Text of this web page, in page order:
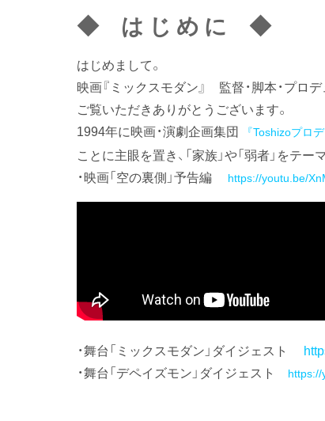
◆ は じ め に ◆
はじめまして。
映画『ミックスモダン』 監督・脚本・プロ
ご覧いただきありがとうございます。
1994年に映画・演劇企画集団
『Toshizoプロ
ことに主眼を置き、「家族」や「弱者」をテ
・映画「空の裏側」予告編
https://youtu.be/
・舞台「ミックスモダン」ダイジェスト
・舞台「デペイズモン」ダイジェスト
https://